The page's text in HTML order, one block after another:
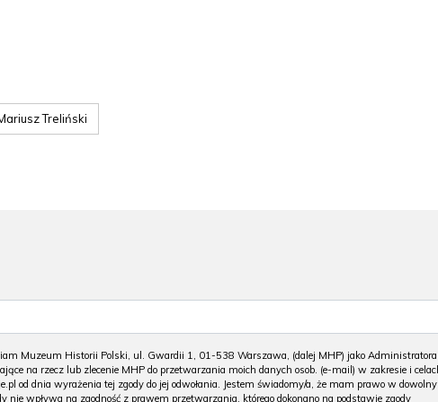
Treliński
Muzeum Historii Polski, ul. Gwardii 1, 01-538 Warszawa, (dalej MHP) jako Administratora
na rzecz lub zlecenie MHP do przetwarzania moich danych osob. (e-mail) w zakresie i
od dnia wyrażenia tej zgody do jej odwołania. Jestem świadomy/a, że mam prawo w
nie wpływa na zgodność z prawem przetwarzania, którego dokonano na podstawie zgody